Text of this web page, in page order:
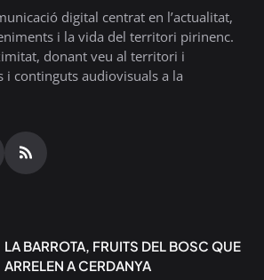
digital centrat en l’actualitat,
i la vida del territori pirinenc.
donant veu al territori i
i continguts audiovisuals a la
LA BARROTA, FRUITS DEL BOSC QUE
ARRELEN A CERDANYA